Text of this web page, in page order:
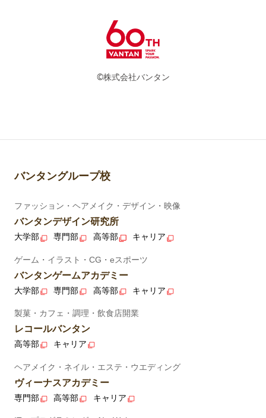
©株式会社バンタン
バンタングループ校
ファッション・ヘアメイク・デザイン・映像
バンタンデザイン研究所
大学部 専門部 高等部 キャリア
ゲーム・イラスト・CG・eスポーツ
バンタンゲームアカデミー
大学部 専門部 高等部 キャリア
製菓・カフェ・調理・飲食店開業
レコールバンタン
高等部 キャリア
ヘアメイク・ネイル・エステ・ウエディング
ヴィーナスアカデミー
専門部 高等部 キャリア